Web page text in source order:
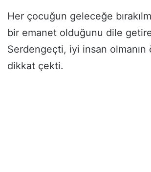
Her çocuğun geleceğe
bir emanet olduğunu dile
Serdengeçti, iyi insan olmanın
dikkat çekti.